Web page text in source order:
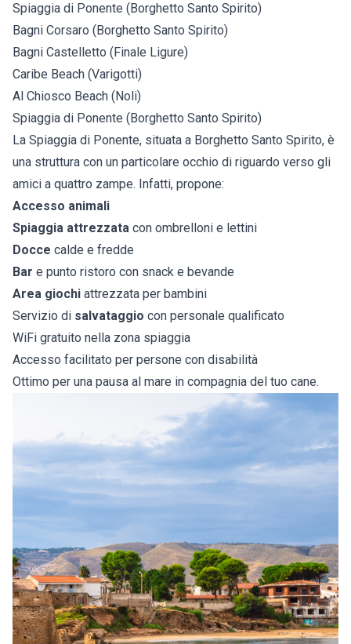
Spiaggia di Ponente (Borghetto Santo Spirito)
Bagni Corsaro (Borghetto Santo Spirito)
Bagni Castelletto (Finale Ligure)
Caribe Beach (Varigotti)
Al Chiosco Beach (Noli)
Spiaggia di Ponente (Borghetto Santo Spirito)
La Spiaggia di Ponente, situata a Borghetto Santo Spirito, è
una struttura con un particolare occhio di riguardo verso gli
amici a quattro zampe. Infatti, propone:
Accesso animali
Spiaggia attrezzata con ombrelloni e lettini
Docce calde e fredde
Bar e punto ristoro con snack e bevande
Area giochi attrezzata per bambini
Servizio di salvataggio con personale qualificato
WiFi gratuito nella zona spiaggia
Accesso facilitato per persone con disabilità
Ottimo per una pausa al mare in compagnia del tuo cane.